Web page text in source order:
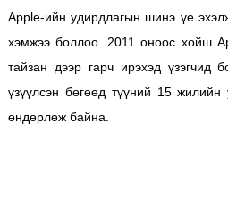
Apple-ийн удирдлагын шинэ үе
хэмжээ боллоо. 2011 оноос хойш
тайзан дээр гарч ирэхэд үзэгчид
үзүүлсэн бөгөөд түүний 15
өндөрлөж байна.